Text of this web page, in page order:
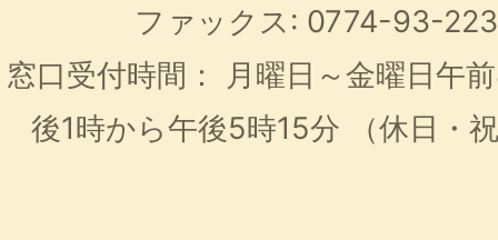
ファックス: 0774-93-
窓口受付時間：
月曜日～金曜日午
後1時から午後5時15分
（休日・